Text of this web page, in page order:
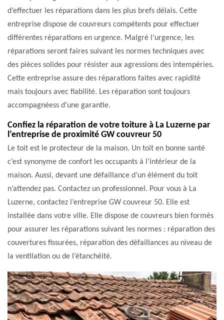
d’effectuer les réparations dans les plus brefs délais. Cette
entreprise dispose de couvreurs compétents pour effectuer
différentes réparations en urgence. Malgré l’urgence, les
réparations seront faires suivant les normes techniques avec
des pièces solides pour résister aux agressions des intempéries.
Cette entreprise assure des réparations faites avec rapidité
mais toujours avec fiabilité. Les réparation sont toujours
accompagnéess d’une garantie.
Confiez la réparation de votre toiture à La Luzerne par
l’entreprise de proximité GW couvreur 50
Le toit est le protecteur de la maison. Un toit en bonne santé
c’est synonyme de confort les occupants à l’intérieur de la
maison. Aussi, devant une défaillance d’un élément du toit
n’attendez pas. Contactez un professionnel. Pour vous à La
Luzerne, contactez l’entreprise GW couvreur 50. Elle est
installée dans votre ville. Elle dispose de couvreurs bien formés
pour assurer les réparations suivant les normes : réparation des
couvertures fissurées, réparation des défaillances au niveau de
la ventilation ou de l’étanchéité.